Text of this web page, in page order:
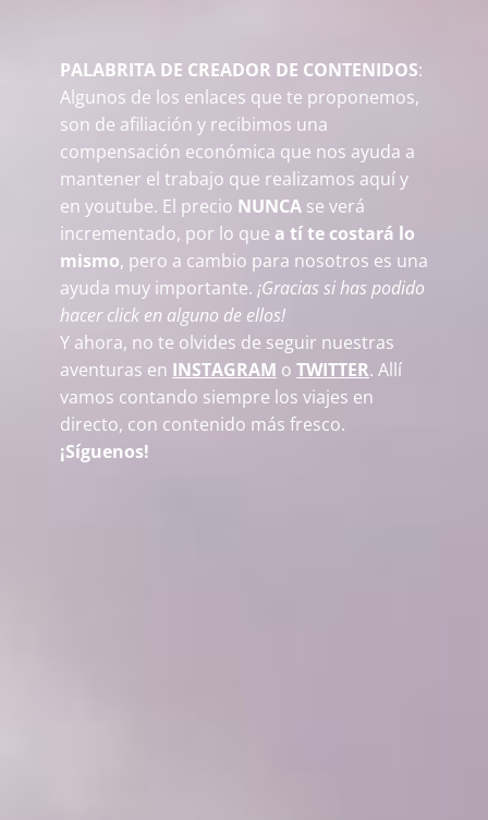
PALABRITA DE CREADOR DE CONTENIDOS:
Algunos de los enlaces que te proponemos,
son de afiliación y recibimos una
compensación económica que nos ayuda a
mantener el trabajo que realizamos aquí y
en youtube. El precio NUNCA se verá
incrementado, por lo que a tí te costará lo
mismo, pero a cambio para nosotros es una
ayuda muy importante. ¡Gracias si has podido
hacer click en alguno de ellos!
Y ahora, no te olvides de seguir nuestras
aventuras en INSTAGRAM o TWITTER. Allí
vamos contando siempre los viajes en
directo, con contenido más fresco.
¡Síguenos!